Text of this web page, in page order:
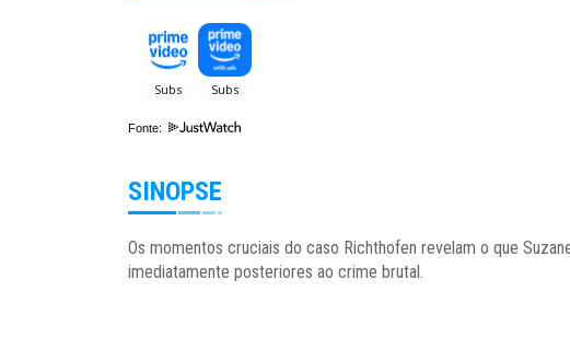
Fonte:
SINOPSE
Os momentos cruciais do caso Richthofen revelam o que
imediatamente posteriores ao crime brutal.